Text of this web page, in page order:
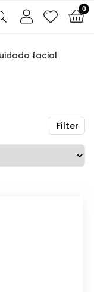
0
facial
Filter